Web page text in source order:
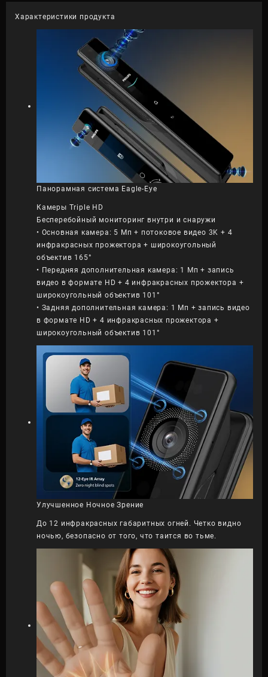
quantity
Характеристики продукта
Панорамная система Eagle-Eye
Камеры Triple HD
Бесперебойный мониторинг внутри и снаружи
• Основная камера: 5 Мп + потоковое видео 3K + 4
инфракрасных прожектора + широкоугольный
объектив 165°
• Передняя дополнительная камера: 1 Мп + запись
видео в формате HD + 4 инфракрасных прожектора +
широкоугольный объектив 101°
• Задняя дополнительная камера: 1 Мп + запись видео
в формате HD + 4 инфракрасных прожектора +
широкоугольный объектив 101°
Улучшенное Ночное Зрение
До 12 инфракрасных габаритных огней. Четко видно
ночью, безопасно от того, что таится во тьме.